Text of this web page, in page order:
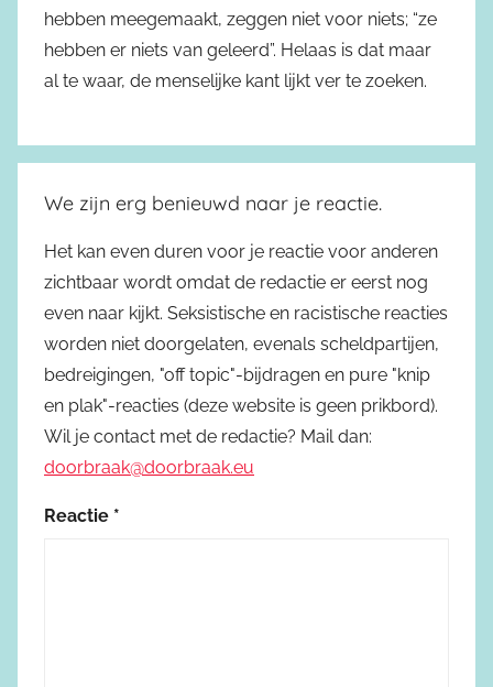
hebben meegemaakt, zeggen niet voor niets; “ze
hebben er niets van geleerd”. Helaas is dat maar
al te waar, de menselijke kant lijkt ver te zoeken.
We zijn erg benieuwd naar je reactie.
Het kan even duren voor je reactie voor anderen
zichtbaar wordt omdat de redactie er eerst nog
even naar kijkt. Seksistische en racistische reacties
worden niet doorgelaten, evenals scheldpartijen,
bedreigingen, "off topic"-bijdragen en pure "knip
en plak"-reacties (deze website is geen prikbord).
Wil je contact met de redactie? Mail dan:
doorbraak@doorbraak.eu
Reactie *